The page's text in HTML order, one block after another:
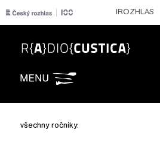
IROZHLAS
všechny ročníky: